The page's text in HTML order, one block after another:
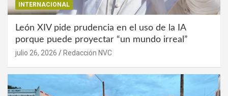
INTERNACIONAL
León XIV pide prudencia en el uso de la IA
porque puede proyectar “un mundo irreal”
julio 26, 2026 Redacción NVC